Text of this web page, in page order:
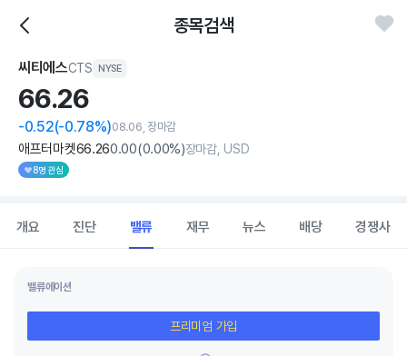
종목검색
씨티에스CTS NYSE
66.26
-0.52(-0.78%)08.06, 장마감
애프터마켓66.260.00(0.00%)장마감, USD
8명 관심
개요 진단 밸류 재무 뉴스 배당 경쟁사
밸류에이션
프리미엄 가입